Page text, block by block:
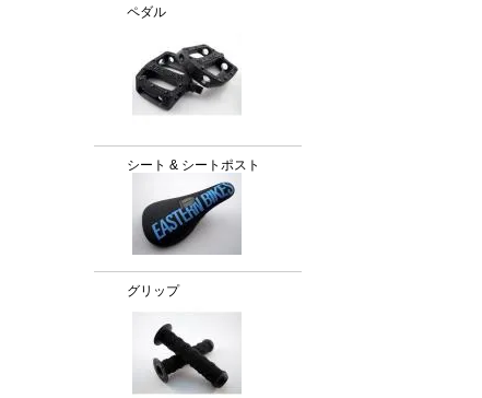
ペダル
シート & シートポスト
グリップ